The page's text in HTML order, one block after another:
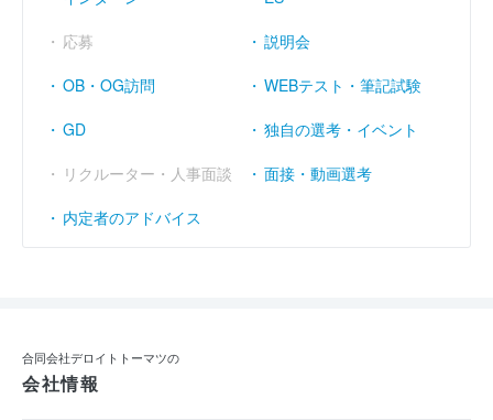
応募
説明会
OB・OG訪問
WEBテスト・筆記試験
GD
独自の選考・イベント
リクルーター・人事面談
面接・動画選考
内定者のアドバイス
合同会社デロイトトーマツの
会社情報